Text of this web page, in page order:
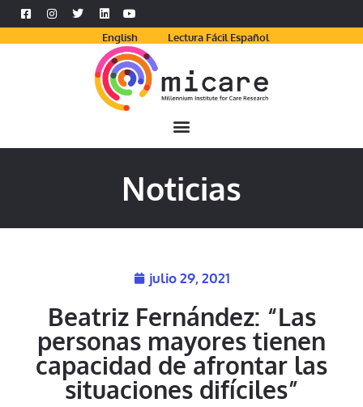
English Lectura Fácil Español
Noticias
julio 29, 2021
Beatriz Fernández: “Las
personas mayores tienen
capacidad de afrontar las
situaciones difíciles”